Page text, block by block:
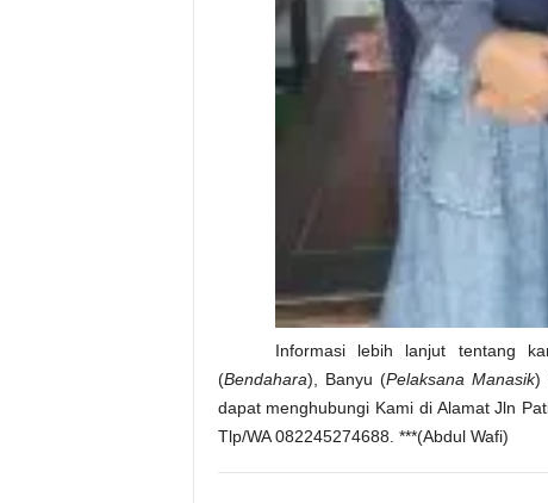
Informasi lebih lanjut tentang
(Bendahara), Banyu (Pelaksana Manasik)
dapat menghubungi Kami di Alamat Jln
Tlp/WA 082245274688. ***(Abdul Wafi)